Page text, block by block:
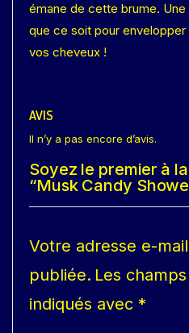
émane de cette brume.
que ce soit pour
vos cheveux !
AVIS
Il n’y a pas encore d’avis.
Soyez le premier à
“Musk Candy
Votre adresse e-
publiée. Les
indiqués avec *